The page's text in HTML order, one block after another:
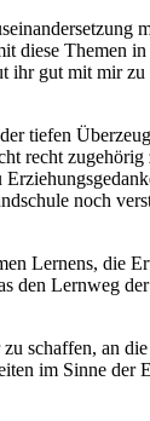
diese Themen
ihr gut mit mir
tiefen
recht
noch
Lernens, die
den Lernweg
schaffen, an
im Sinne der